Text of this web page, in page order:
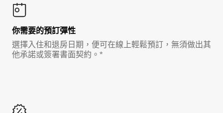
你需要的預訂彈性
選擇入住和退房日期，便可在線上輕鬆預訂，無須做出其
他承諾或簽署書面契約。*